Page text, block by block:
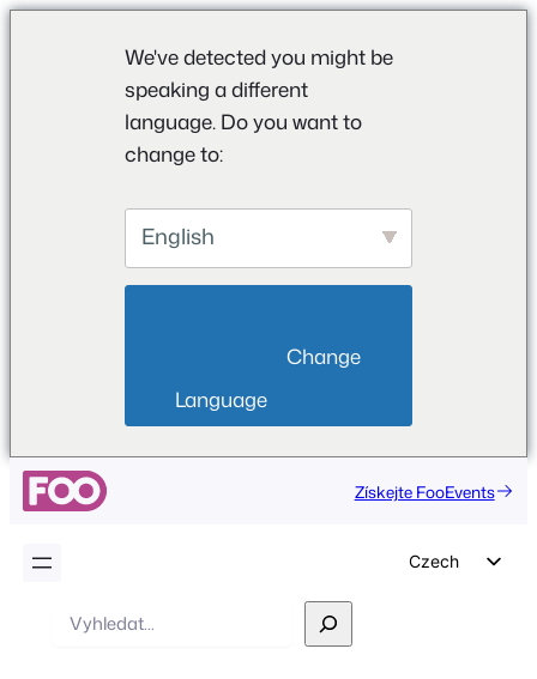
We've detected you might be
speaking a different
language. Do you want to
change to:
English
Language
Získejte FooEvents
Czech
Vyhledávání